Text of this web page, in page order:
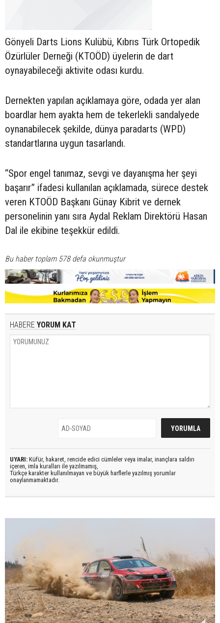
Gönyeli Darts Lions Kulübü, Kıbrıs Türk Ortopedik
Özürlüler Derneği (KTOÖD) üyelerin de dart
oynayabileceği aktivite odası kurdu.
Dernekten yapılan açıklamaya göre, odada yer alan
boardlar hem ayakta hem de tekerlekli sandalyede
oynanabilecek şekilde, dünya paradarts (WPD)
standartlarına uygun tasarlandı.
“Spor engel tanımaz, sevgi ve dayanışma her şeyi
başarır” ifadesi kullanılan açıklamada, sürece destek
veren KTOÖD Başkanı Günay Kibrit ve dernek
personelinin yanı sıra Aydal Reklam Direktörü Hasan
Dal ile ekibine teşekkür edildi.
Bu haber toplam 578 defa okunmuştur
HABERE YORUM KAT
UYARI: Küfür, hakaret, rencide edici cümleler veya imalar, inançlara saldırı
içeren, imla kuralları ile yazılmamış,
Türkçe karakter kullanılmayan ve büyük harflerle yazılmış yorumlar
onaylanmamaktadır.